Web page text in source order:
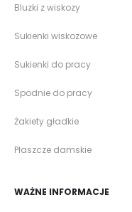
Bluzki z wiskozy
Sukienki wiskozowe
Sukienki do pracy
Spodnie do pracy
Żakiety gładkie
Płaszcze damskie
WAŻNE INFORMACJE